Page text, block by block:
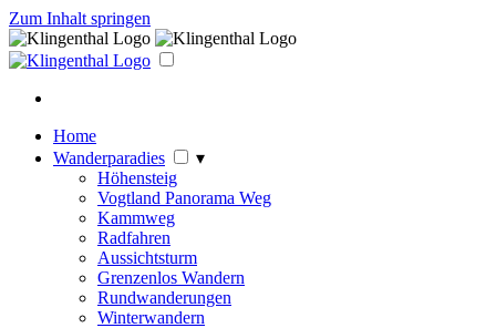
Zum Inhalt springen
Home
Wanderparadies
▾
Höhensteig
Vogtland Panorama Weg
Kammweg
Radfahren
Aussichtsturm
Grenzenlos Wandern
Rundwanderungen
Winterwandern